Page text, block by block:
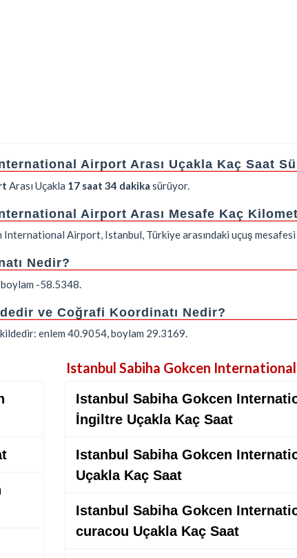
Airport Arası Uçakla Kaç Saat
Arası Uçakla 17 saat 34 dakika sürüyor.
Airport Arası Mesafe Kaç
Airport, Istanbul, Türkiye arasındaki uçuş mesafesi
Nedir?
-58.5348.
ve Coğrafi Koordinatı Nedir?
enlem 40.9054, boylam 29.3169.
Istanbul Sabiha Gokcen
Istanbul Sabiha Gokcen
İngiltre Uçakla Kaç Saat
Istanbul Sabiha Gokcen
Uçakla Kaç Saat
Istanbul Sabiha Gokcen
curacou Uçakla Kaç Saat